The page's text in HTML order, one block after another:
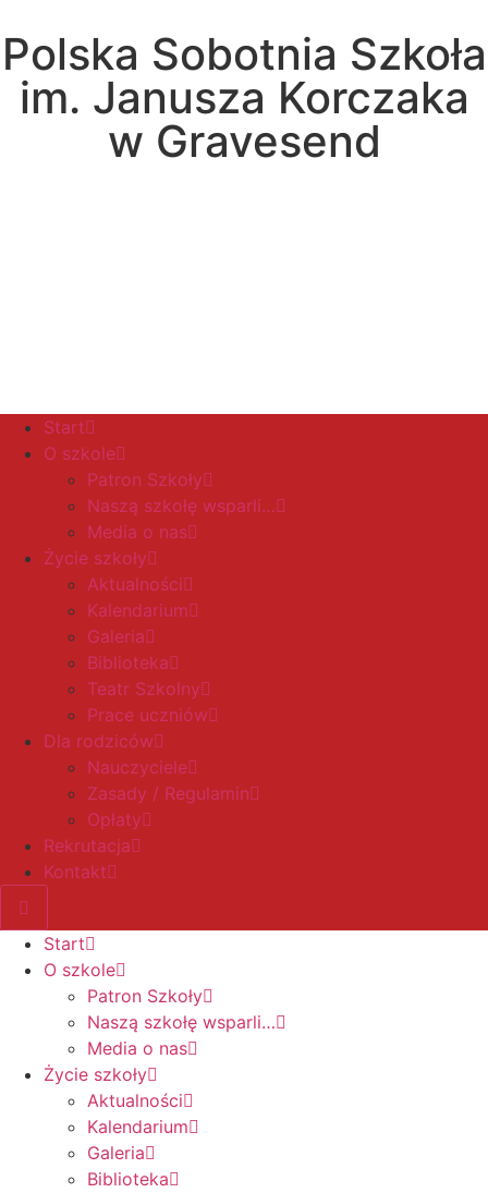
Polska Sobotnia Szkoła
im. Janusza Korczaka
w Gravesend
Start
O szkole
Patron Szkoły
Naszą szkołę wsparli…
Media o nas
Życie szkoły
Aktualności
Kalendarium
Galeria
Biblioteka
Teatr Szkolny
Prace uczniów
Dla rodziców
Nauczyciele
Zasady / Regulamin
Opłaty
Rekrutacja
Kontakt
Start
O szkole
Patron Szkoły
Naszą szkołę wsparli…
Media o nas
Życie szkoły
Aktualności
Kalendarium
Galeria
Biblioteka